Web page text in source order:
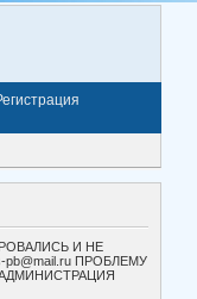
И НЕ
ПРОБЛЕМУ